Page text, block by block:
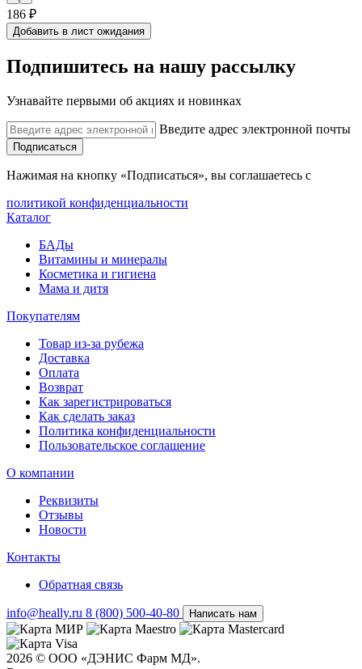
186 ₽
Добавить в лист ожидания
Подпишитесь на нашу рассылку
Узнавайте первыми об акциях и новинках
Введите адрес электронной почты
Подписаться
Нажимая на кнопку «Подписаться», вы соглашаетесь с
политикой конфиденциальности
Каталог
БАДы
Витамины и минералы
Косметика и гигиена
Мама и дитя
Покупателям
Товар из-за рубежа
Доставка
Оплата
Возврат
Как зарегистрироваться
Как сделать заказ
Политика конфиденциальности
Пользовательское соглашение
О компании
Реквизиты
Отзывы
Новости
Контакты
Обратная связь
info@heally.ru 8 (800) 500-40-80 Написать нам
2026 © ООО «ДЭНИС Фарм МД».